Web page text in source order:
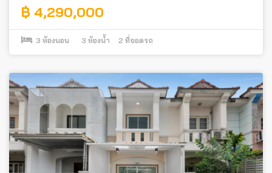
฿ 4,290,000
3 ห้องนอน 3 ห้องน้ำ 2 ที่จอดรถ